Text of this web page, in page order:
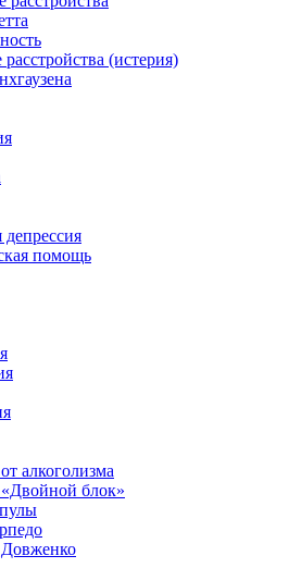
(истерия)
депрессия
помощь
алкоголизма
блок»